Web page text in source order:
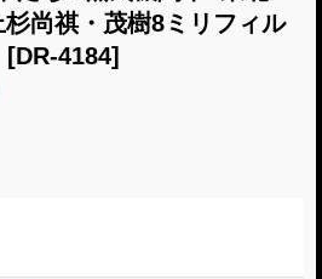
尚祺・茂樹8ミリフィル
[DR-4184]